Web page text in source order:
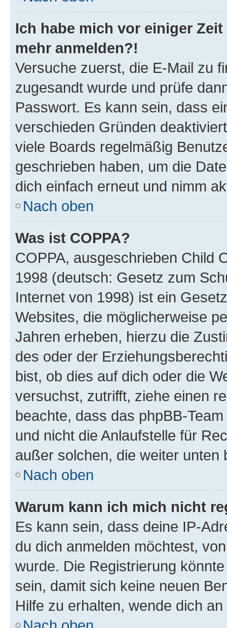
Ich habe mich vor einiger
mehr anmelden?!
Versuche zuerst, die E-Mail zu
zugesandt wurde und prüfe
Passwort. Es kann sein, dass
verschieden Gründen
viele Boards regelmäßig
geschrieben haben, um die
dich einfach erneut und nimm
Nach oben
Was ist COPPA?
COPPA, ausgeschrieben Child
1998 (deutsch: Gesetz zum
Internet von 1998) ist ein
Websites, die möglicherweise
Jahren erheben, hierzu die
des oder der
bist, ob dies auf dich oder die
versuchst, zutrifft, ziehe einen
beachte, dass das phpBB-
und nicht die Anlaufstelle für
außer solchen, die weiter unten
Nach oben
Warum kann ich mich nicht
Es kann sein, dass deine IP-
du dich anmelden möchtest,
wurde. Die Registrierung
sein, damit sich keine neuen
Hilfe zu erhalten, wende dich